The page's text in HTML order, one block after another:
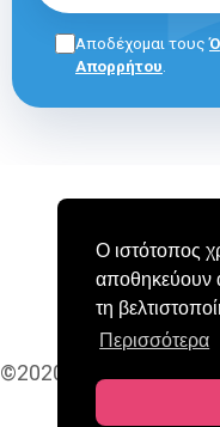
Ο ιστότοπος
αποθηκεύουν
τη
Περισσότερα
Αποδέχομαι τους
Απορρήτου
ΠΟΛΙΤΙΚΗ
©2020-2025 MAPEDU